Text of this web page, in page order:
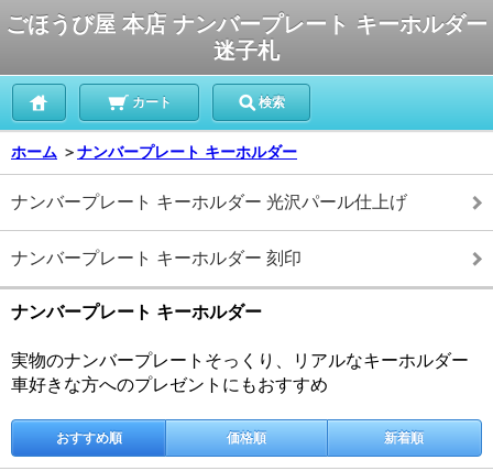
ごほうび屋 本店 ナンバープレート キーホルダー
迷子札
カート 検索
ホーム ＞ナンバープレート キーホルダー
ナンバープレート キーホルダー 光沢パール仕上げ
ナンバープレート キーホルダー 刻印
ナンバープレート キーホルダー
実物のナンバープレートそっくり、リアルなキーホルダー
車好きな方へのプレゼントにもおすすめ
おすすめ順 価格順 新着順